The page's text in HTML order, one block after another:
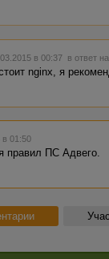
в 00:37 в ответ
nginx, я
в 01:50
правил ПС Адвего.